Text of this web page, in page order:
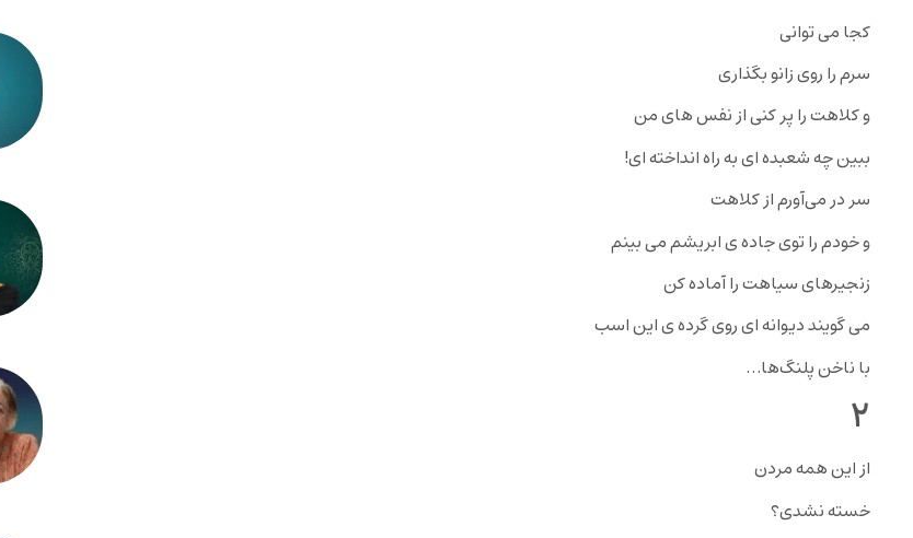
کجا مى توانى
سرم را روى زانو بگذارى
و کلاهت را پر کنى از نفس هاى من
ببین چه شعبده اى به راه انداخته اى!
سر در مى‌آورم از کلاهت
و خودم را توى جاده ى ابریشم مى بینم
زنجیرهاى سیاهت را آماده کن
مى گویند دیوانه اى روى گرده ى این اسب
با ناخن پلنگ‌ها…
۲
از این همه مردن
خسته نشدى؟